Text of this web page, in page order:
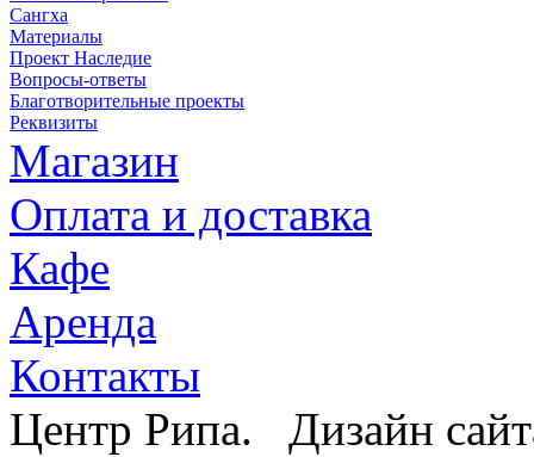
Сангха
Материалы
Проект Наследие
Вопросы-ответы
Благотворительные проекты
Реквизиты
Магазин
Оплата и доставка
Кафе
Аренда
Контакты
Центр Рипа. Дизайн